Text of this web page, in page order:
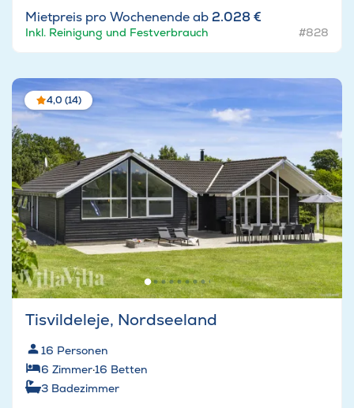
Mietpreis pro Wochenende ab 2.028 €
Inkl. Reinigung und Festverbrauch #828
4,0 (14)
Tisvildeleje, Nordseeland
16 Personen
6 Zimmer·16 Betten
3 Badezimmer